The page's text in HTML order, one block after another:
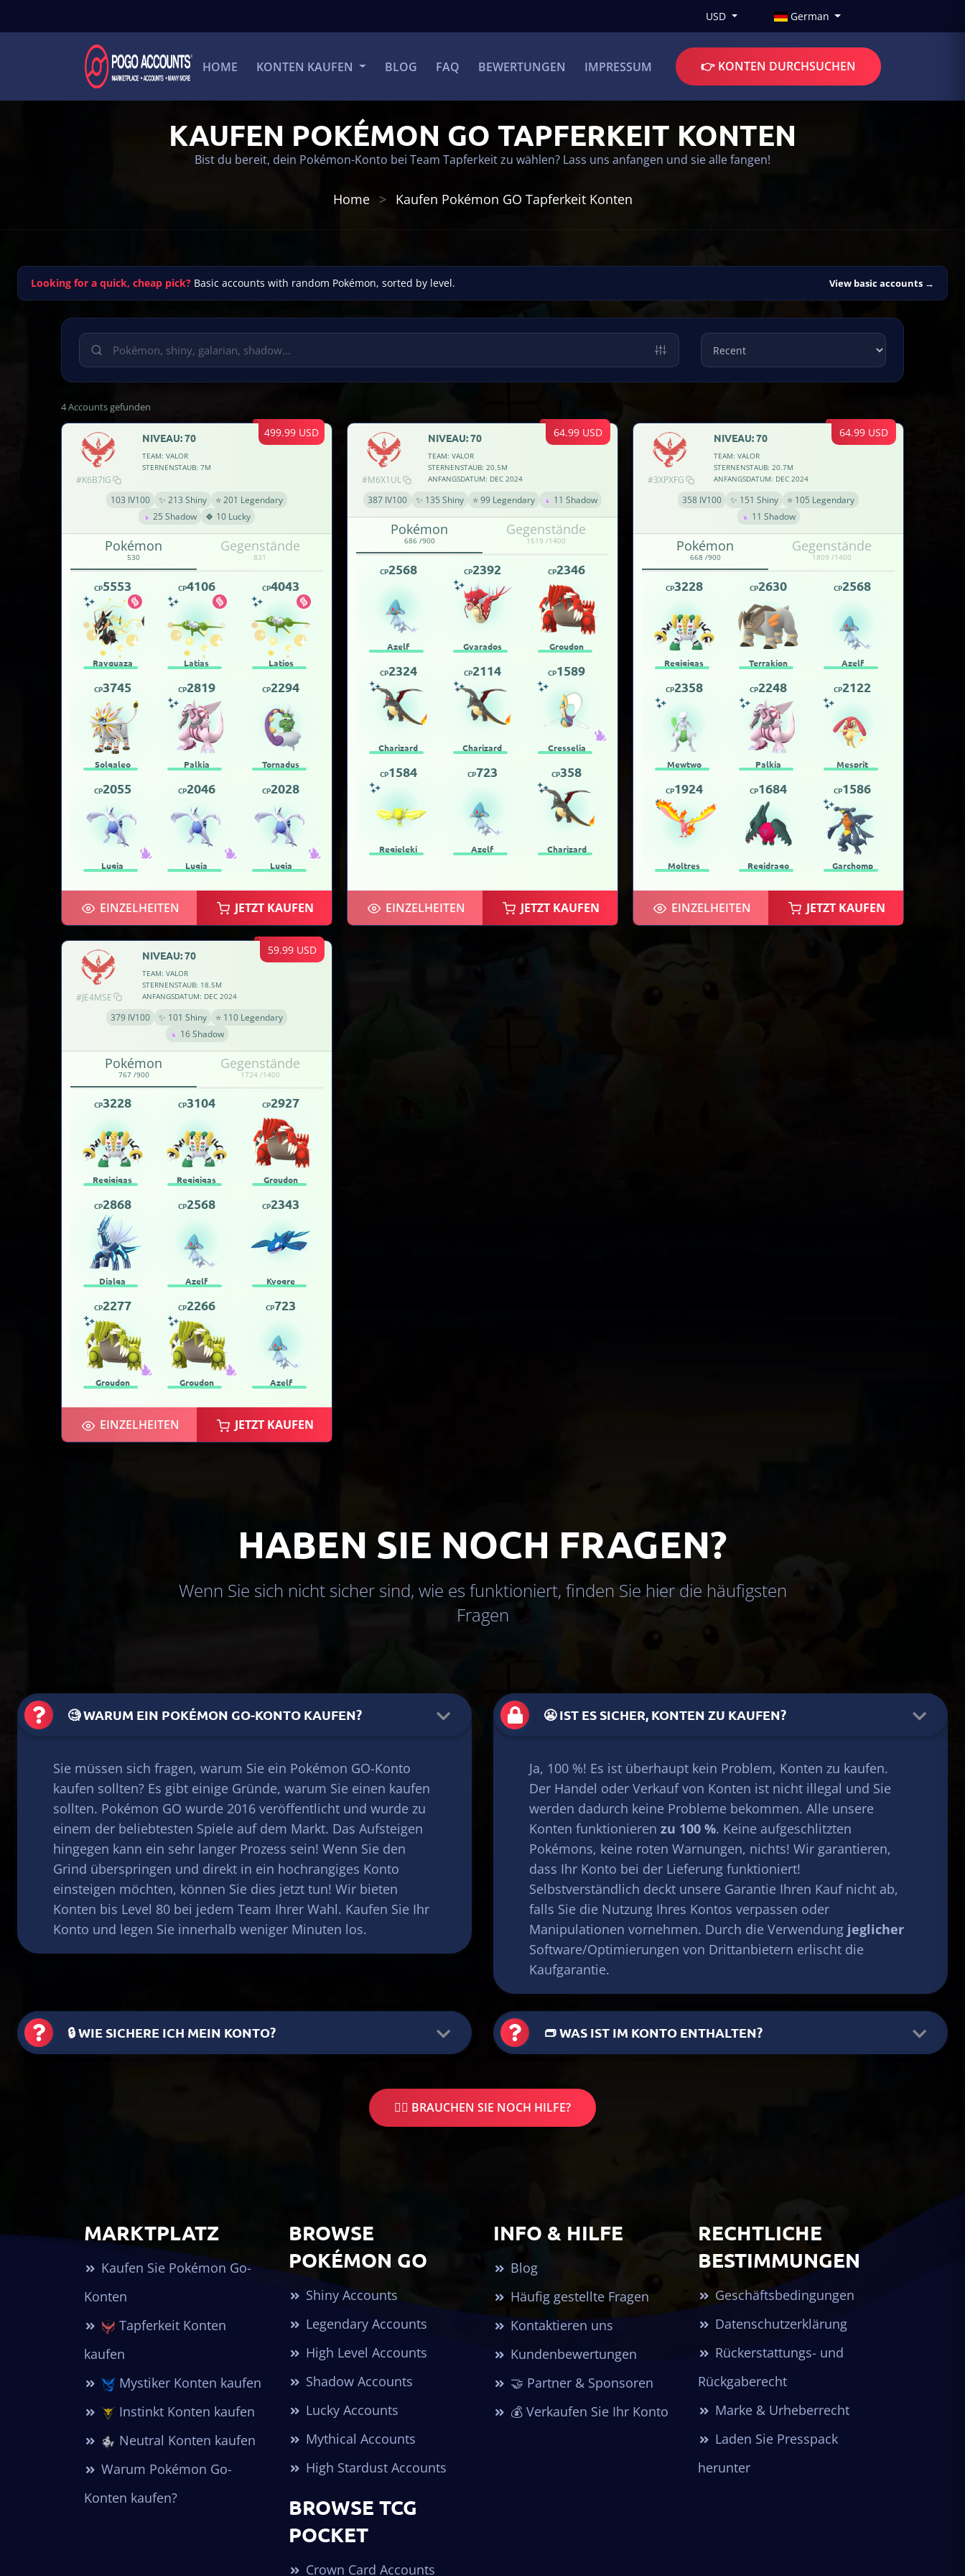
USD German
HOME KONTEN KAUFEN BLOG FAQ BEWERTUNGEN IMPRESSUM 👉 KONTEN DURCHSUCHEN
KAUFEN POKÉMON GO TAPFERKEIT KONTEN
Bist du bereit, dein Pokémon-Konto bei Team Tapferkeit zu wählen? Lass uns anfangen und sie alle fangen!
Home Kaufen Pokémon GO Tapferkeit Konten
Looking for a quick, cheap pick? Basic accounts with random Pokémon, sorted by level. View basic accounts →
4 Accounts gefunden
499.99 USD
#K6B7IG
NIVEAU: 70
TEAM: VALOR
STERNENSTAUB: 7M
103 IV100 ✨ 213 Shiny
⭐ 201 Legendary
25 Shadow
🍀 10 Lucky
Pokémon
530
Gegenstände
831
CP5553
Rayquaza
CP4106
Latias
CP4043
Latios
CP3745
Solgaleo
CP2819
Palkia
CP2294
Tornadus
CP2055
Lugia
CP2046
Lugia
CP2028
Lugia
EINZELHEITEN JETZT KAUFEN
64.99 USD
#M6X1UL
NIVEAU: 70
TEAM: VALOR
STERNENSTAUB: 20.5M
ANFANGSDATUM: DEC 2024
387 IV100 ✨ 135 Shiny ⭐ 99 Legendary 11 Shadow
Pokémon
686 /900
Gegenstände
1519 /1400
CP2568
Azelf
CP2392
Gyarados
CP2346
Groudon
CP2324
Charizard
CP2114
Charizard
CP1589
Cresselia
CP1584
Regieleki
CP723
Azelf
CP358
Charizard
EINZELHEITEN JETZT KAUFEN
64.99 USD
#3XPXFG
NIVEAU: 70
TEAM: VALOR
STERNENSTAUB: 20.7M
ANFANGSDATUM: DEC 2024
358 IV100 ✨ 151 Shiny
⭐ 105 Legendary
11 Shadow
Pokémon
668 /900
Gegenstände
1809 /1400
CP3228
Regigigas
CP2630
Terrakion
CP2568
Azelf
CP2358
Mewtwo
CP2248
Palkia
CP2122
Mesprit
CP1924
Moltres
CP1684
Regidrago
CP1586
Garchomp
EINZELHEITEN JETZT KAUFEN
59.99 USD
#JE4MSE
NIVEAU: 70
TEAM: VALOR
STERNENSTAUB: 18.5M
ANFANGSDATUM: DEC 2024
379 IV100 ✨ 101 Shiny
⭐ 110 Legendary
16 Shadow
Pokémon
767 /900
Gegenstände
1724 /1400
CP3228
Regigigas
CP3104
Regigigas
CP2927
Groudon
CP2868
Dialga
CP2568
Azelf
CP2343
Kyogre
CP2277
Groudon
CP2266
Groudon
CP723
Azelf
EINZELHEITEN JETZT KAUFEN
HABEN SIE NOCH FRAGEN?
Wenn Sie sich nicht sicher sind, wie es funktioniert, finden Sie hier die häufigsten
Fragen
🧐 WARUM EIN POKÉMON GO-KONTO KAUFEN?
Sie müssen sich fragen, warum Sie ein Pokémon GO-Konto
kaufen sollten? Es gibt einige Gründe, warum Sie einen kaufen
sollten. Pokémon GO wurde 2016 veröffentlicht und wurde zu
einem der beliebtesten Spiele auf dem Markt. Das Aufsteigen
hingegen kann ein sehr langer Prozess sein! Wenn Sie den
Grind überspringen und direkt in ein hochrangiges Konto
einsteigen möchten, können Sie dies jetzt tun! Wir bieten
Konten bis Level 80 bei jedem Team Ihrer Wahl. Kaufen Sie Ihr
Konto und legen Sie innerhalb weniger Minuten los.
😬 IST ES SICHER, KONTEN ZU KAUFEN?
Ja, 100 %! Es ist überhaupt kein Problem, Konten zu kaufen.
Der Handel oder Verkauf von Konten ist nicht illegal und Sie
werden dadurch keine Probleme bekommen. Alle unsere
Konten funktionieren zu 100 %. Keine aufgeschlitzten
Pokémons, keine roten Warnungen, nichts! Wir garantieren,
dass Ihr Konto bei der Lieferung funktioniert!
Selbstverständlich deckt unsere Garantie Ihren Kauf nicht ab,
falls Sie die Nutzung Ihres Kontos verpassen oder
Manipulationen vornehmen. Durch die Verwendung jeglicher
Software/Optimierungen von Drittanbietern erlischt die
Kaufgarantie.
🔒 WIE SICHERE ICH MEIN KONTO? 👝 WAS IST IM KONTO ENTHALTEN?
🤷‍♂️ BRAUCHEN SIE NOCH HILFE?
MARKTPLATZ
Kaufen Sie Pokémon Go-
Konten
Tapferkeit Konten
kaufen
Mystiker Konten kaufen
Instinkt Konten kaufen
Neutral Konten kaufen
Warum Pokémon Go-
Konten kaufen?
BROWSE
POKÉMON GO
Shiny Accounts
Legendary Accounts
High Level Accounts
Shadow Accounts
Lucky Accounts
Mythical Accounts
High Stardust Accounts
BROWSE TCG
POCKET
Crown Card Accounts
INFO & HILFE
Blog
Häufig gestellte Fragen
Kontaktieren uns
Kundenbewertungen
🤝 Partner & Sponsoren
💰 Verkaufen Sie Ihr Konto
RECHTLICHE
BESTIMMUNGEN
Geschäftsbedingungen
Datenschutzerklärung
Rückerstattungs- und
Rückgaberecht
Marke & Urheberrecht
Laden Sie Presspack
herunter